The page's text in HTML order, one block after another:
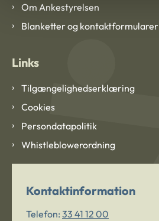
Om Ankestyrelsen
Blanketter og kontaktformularer
Links
Tilgængelighedserklæring
Cookies
Persondatapolitik
Whistleblowerordning
Kontaktinformation
Telefon: 33 41 12 00